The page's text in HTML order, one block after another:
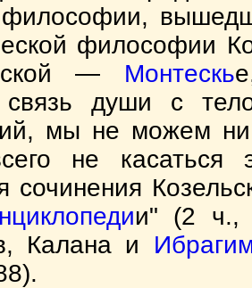
философии
— Монтескь
связь души с
мы не можем
не
сочинения
и" (2 ч.,
Калана и